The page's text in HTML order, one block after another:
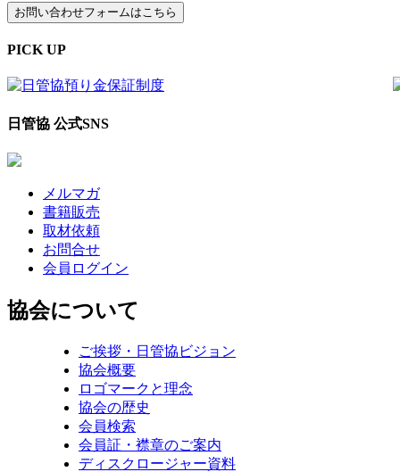
PICK UP
日管協 公式SNS
メルマガ
書籍販売
取材依頼
お問合せ
会員ログイン
協会について
ご挨拶・日管協ビジョン
協会概要
ロゴマークと理念
協会の歴史
会員検索
会員証・襟章のご案内
ディスクロージャー資料